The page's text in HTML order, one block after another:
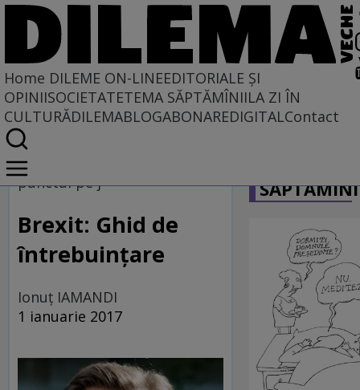
Home DILEME ON-LINEEDITORIALE ȘI
OPINIISOCIETATETEMA SĂPTĂMÎNIILA ZI ÎN
CULTURĂDILEMABLOGABONAREDIGITALContact
Home
Dileme on-line
punctul pe j
Brexit: Ghid de
întrebuinţare
Ionuţ IAMANDI
1 ianuarie 2017